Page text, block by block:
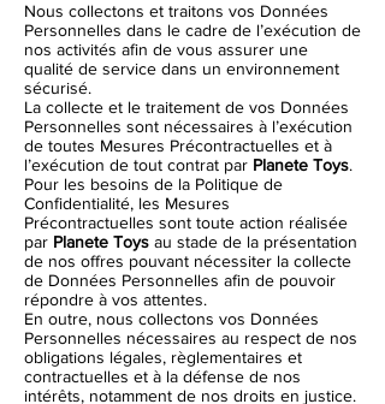
Nous collectons et traitons vos Données
Personnelles dans le cadre de l’exécution de
nos activités afin de vous assurer une
qualité de service dans un environnement
sécurisé.
La collecte et le traitement de vos Données
Personnelles sont nécessaires à l’exécution
de toutes Mesures Précontractuelles et à
l’exécution de tout contrat par Planete Toys.
Pour les besoins de la Politique de
Confidentialité, les Mesures
Précontractuelles sont toute action réalisée
par Planete Toys au stade de la présentation
de nos offres pouvant nécessiter la collecte
de Données Personnelles afin de pouvoir
répondre à vos attentes.
En outre, nous collectons vos Données
Personnelles nécessaires au respect de nos
obligations légales, règlementaires et
contractuelles et à la défense de nos
intérêts, notamment de nos droits en justice.